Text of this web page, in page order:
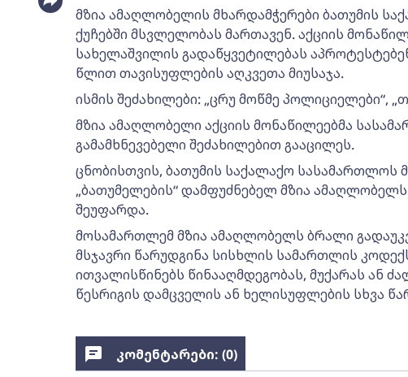
მზია ამაღლობელის მხარდამჭერები ბათუმის
ქუჩებში მსვლელობას მართავენ. აქციის
სახელაშვილის გადაწყვეტილებას
წლით თავისუფლების აღკვეთა მიუსაჯა.
ისმის შეძახილები: „ცრუ მოწმე პოლიციელები“,
მზია ამაღლობელი აქციის მონაწილეებმა
გამამხნევებელი შეძახილებით გააცილეს.
ცნობისთვის, ბათუმის საქალაქო
„ბათუმელების“ დამფუძნებელ მზია
შეუფარდა.
მოსამართლემ მზია ამაღლობელს ბრალი
მსჯავრი წარუდგინა სისხლის სამართლის
ითვალისწინებს წინააღმდეგობას, მუქარას ან
წესრიგის დამცველის ან ხელისუფლების სხვა
კომენტარები: (0)